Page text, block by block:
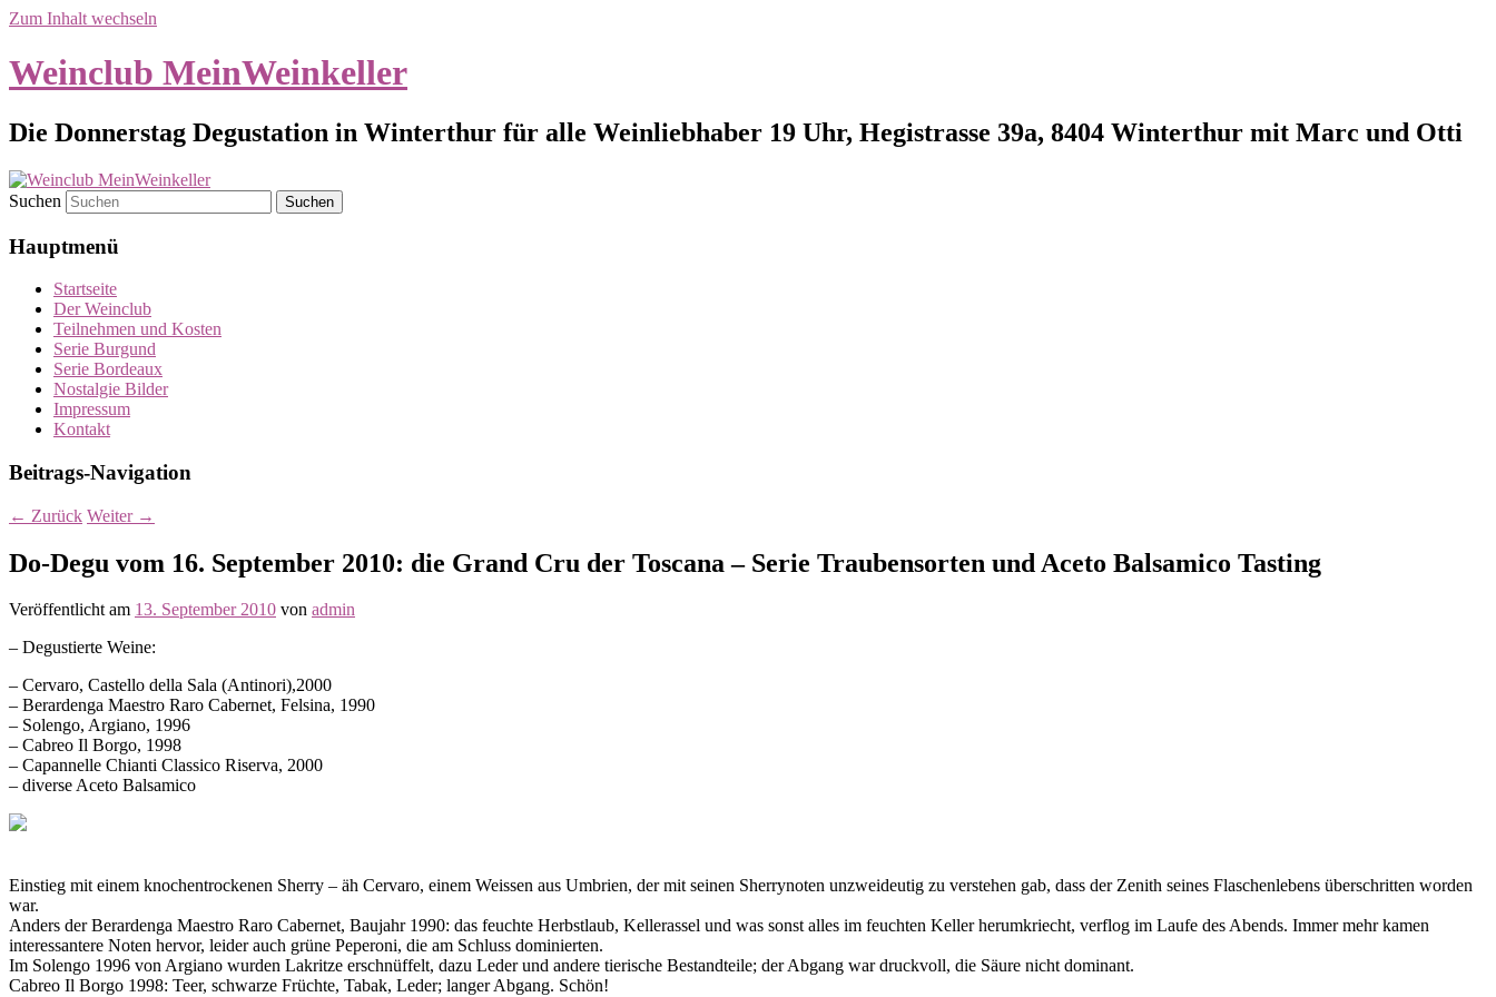
Zum Inhalt wechseln
Weinclub MeinWeinkeller
Die Donnerstag Degustation in Winterthur für alle Weinliebhaber 19 Uhr, Hegistrasse 39a, 8404 Winterthur mit Marc und Otti
Suchen
Hauptmenü
Startseite
Der Weinclub
Teilnehmen und Kosten
Serie Burgund
Serie Bordeaux
Nostalgie Bilder
Impressum
Kontakt
Beitrags-Navigation
← Zurück Weiter →
Do-Degu vom 16. September 2010: die Grand Cru der Toscana – Serie Traubensorten und Aceto Balsamico Tasting
Veröffentlicht am 13. September 2010 von admin
– Degustierte Weine:
– Cervaro, Castello della Sala (Antinori),2000
– Berardenga Maestro Raro Cabernet, Felsina, 1990
– Solengo, Argiano, 1996
– Cabreo Il Borgo, 1998
– Capannelle Chianti Classico Riserva, 2000
– diverse Aceto Balsamico
Einstieg mit einem knochentrockenen Sherry – äh Cervaro, einem Weissen aus Umbrien, der mit seinen Sherrynoten unzweideutig zu verstehen gab, dass der Zenith seines Flaschenlebens überschritten worden
war.
Anders der Berardenga Maestro Raro Cabernet, Baujahr 1990: das feuchte Herbstlaub, Kellerassel und was sonst alles im feuchten Keller herumkriecht, verflog im Laufe des Abends. Immer mehr kamen
interessantere Noten hervor, leider auch grüne Peperoni, die am Schluss dominierten.
Im Solengo 1996 von Argiano wurden Lakritze erschnüffelt, dazu Leder und andere tierische Bestandteile; der Abgang war druckvoll, die Säure nicht dominant.
Cabreo Il Borgo 1998: Teer, schwarze Früchte, Tabak, Leder; langer Abgang. Schön!